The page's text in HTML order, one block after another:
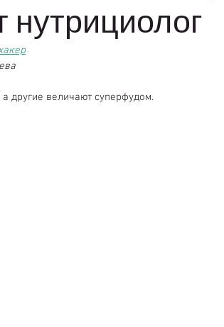
нутрициолог
другие величают суперфудом.